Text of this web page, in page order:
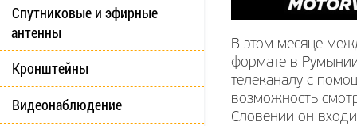
Спутниковые и эфирные
антенны
Кронштейны
Видеонаблюдение
В этом месяце
формате в
телеканалу с
возможность
Словении он